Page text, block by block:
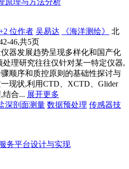
原理与方法分析
位作者 吴易达 《海洋测绘》
北
46,共5页
器发展趋势呈现多样化和国产化
理研究往往仅针对某一特定仪器,
顺序和质控原则的基础性探讨与
现状,利用CTD、XCTD、Glider
结合... 展开更多
深剖面测量 数据预处理 传感器技
务平台设计与实现